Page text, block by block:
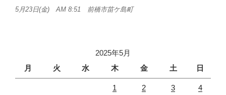
5月23日(金) AM 8:51 前橋市苗ケ島町
2025年5月
月
火 水 木 金 土 日
1 2 3 4